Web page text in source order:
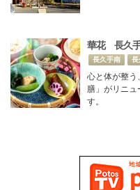
華花 長久
長久手南 長
心と体が整う
膳」がリニュ
す。